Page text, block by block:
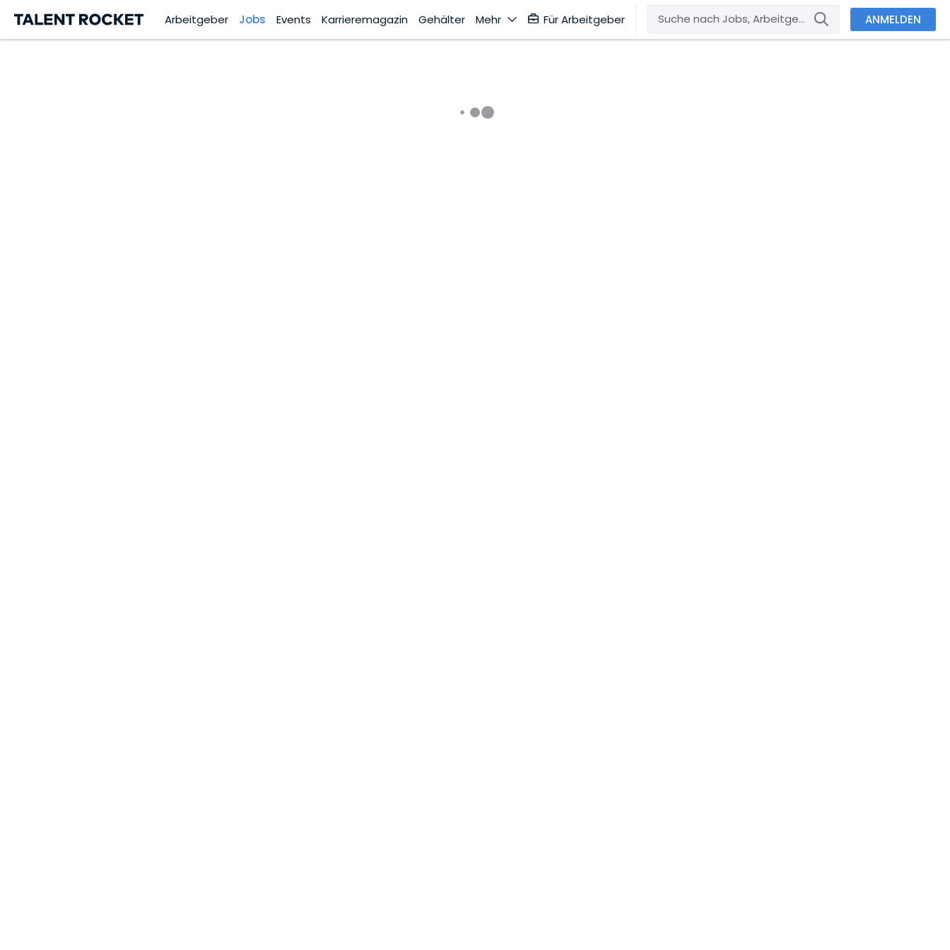
Arbeitgeber Jobs Events Karrieremagazin Gehälter Mehr Für Arbeitgeber ANMELDEN